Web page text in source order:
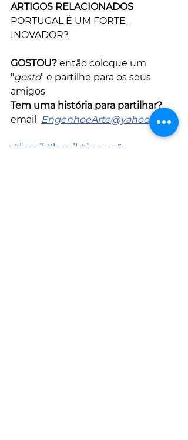
ARTIGOS RELACIONADOS
PORTUGAL É UM FORTE
INOVADOR?
GOSTOU? então coloque um
"gosto" e partilhe para os seus
amigos
Tem uma história para partilhar?
email
EngenhoeArte@yahoo.com
#brasil #brazil #inovação